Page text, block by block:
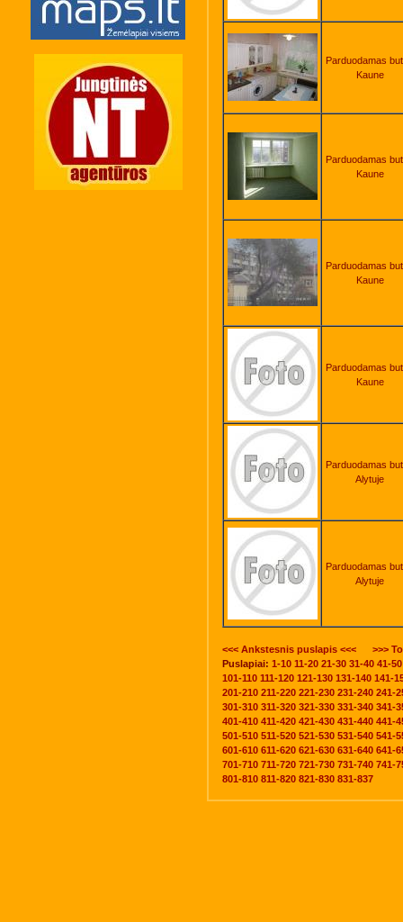
Parduodamas
Kaune
Parduodamas
Kaune
Parduodamas
Kaune
Parduodamas
Kaune
Parduodamas
Alytuje
Parduodamas
Alytuje
<<< Ankstesnis puslapis <<<
>>>
Puslapiai: 1-10 11-20 21-30 31-40 41-50
101-110 111-120 121-130 131-140 141-
201-210 211-220 221-230 231-240 241-
301-310 311-320 321-330 331-340 341-
401-410 411-420 421-430 431-440 441-
501-510 511-520 521-530 531-540 541-
601-610 611-620 621-630 631-640 641-
701-710 711-720 721-730 731-740 741-
801-810 811-820 821-830 831-837